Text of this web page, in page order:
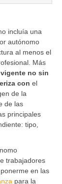
incluía una
autónomo
al menos el
Más
no sin
con el
de la
de las
principales
tipo,
trabajadores
en las
para la